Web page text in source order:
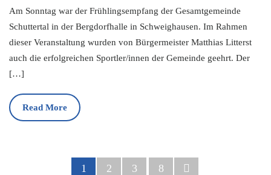
Am Sonntag war der Frühlingsempfang der Gesamtgemeinde
Schuttertal in der Bergdorfhalle in Schweighausen. Im Rahmen
dieser Veranstaltung wurden von Bürgermeister Matthias Litterst
auch die erfolgreichen Sportler/innen der Gemeinde geehrt. Der
[…]
Read More
1 2 3 8